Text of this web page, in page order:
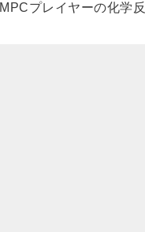
プレイヤーの化学反